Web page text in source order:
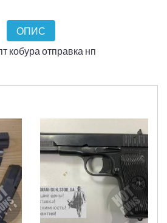
ОПИС
кобура отправка нп